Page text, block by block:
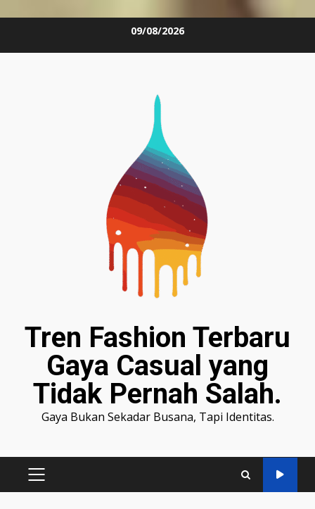
09/08/2026
Tren Fashion Terbaru
Gaya Casual yang
Tidak Pernah Salah.
Gaya Bukan Sekadar Busana, Tapi Identitas.
PRIMARY